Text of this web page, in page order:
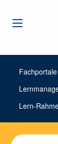
Fachportale
Lern-